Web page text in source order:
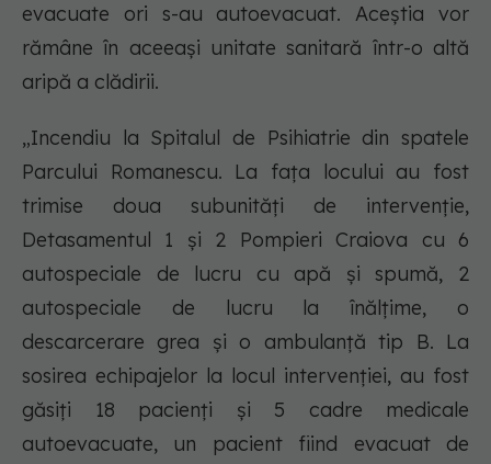
evacuate ori s-au autoevacuat. Aceștia vor
rămâne în aceeași unitate sanitară într-o altă
aripă a clădirii.
„Incendiu la Spitalul de Psihiatrie din spatele
Parcului Romanescu. La fața locului au fost
trimise doua subunități de intervenție,
Detasamentul 1 și 2 Pompieri Craiova cu 6
autospeciale de lucru cu apă și spumă, 2
autospeciale de lucru la înălțime, o
descarcerare grea și o ambulanță tip B. La
sosirea echipajelor la locul intervenției, au fost
găsiți 18 pacienți și 5 cadre medicale
autoevacuate, un pacient fiind evacuat de